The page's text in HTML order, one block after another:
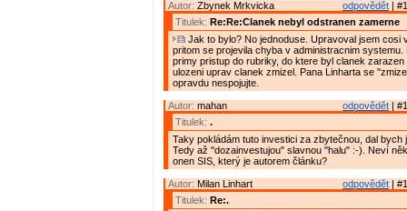
odpovědět |
Autor: Zbynek Mrkvicka
Titulek: Re:Re:Clanek nebyl odstranen zamerne
Jak to bylo? No jednoduse. Upravoval jsem cosi
pritom se projevila chyba v administracnim systemu.
primy pristup do rubriky, do ktere byl clanek zarazen
ulozeni uprav clanek zmizel. Pana Linharta se
opravdu nespojujte.
odpovědět |
Autor: mahan
Titulek: .
Taky pokládám tuto investici za zbytečnou, dal bych
Tedy až "dozainvestujou" slavnou "halu" :-). Neví
onen SIS, který je autorem článku?
odpovědět |
Autor: Milan Linhart
Titulek: Re:.